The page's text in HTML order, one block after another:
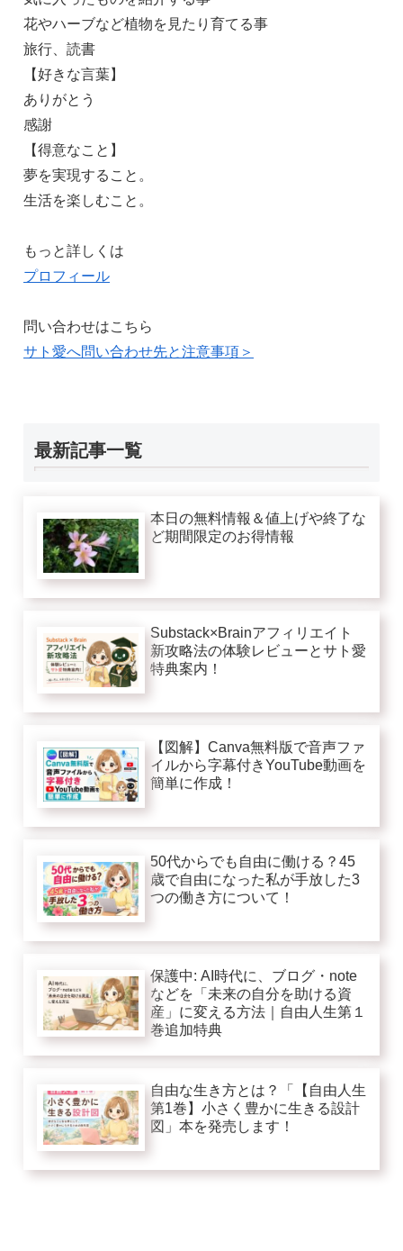
花やハーブなど植物を見たり育てる事
旅行、読書
【好きな言葉】
ありがとう
感謝
【得意なこと】
夢を実現すること。
生活を楽しむこと。
もっと詳しくは
プロフィール
問い合わせはこちら
サト愛へ問い合わせ先と注意事項＞
最新記事一覧
本日の無料情報＆値上げや終了な
ど期間限定のお得情報
Substack×Brainアフィリエイト
新攻略法の体験レビューとサト愛
特典案内！
【図解】Canva無料版で音声ファ
イルから字幕付きYouTube動画を
簡単に作成！
50代からでも自由に働ける？45
歳で自由になった私が手放した3
つの働き方について！
保護中: AI時代に、ブログ・note
などを「未来の自分を助ける資
産」に変える方法｜自由人生第１
巻追加特典
自由な生き方とは？「【自由人生
第1巻】小さく豊かに生きる設計
図」本を発売します！